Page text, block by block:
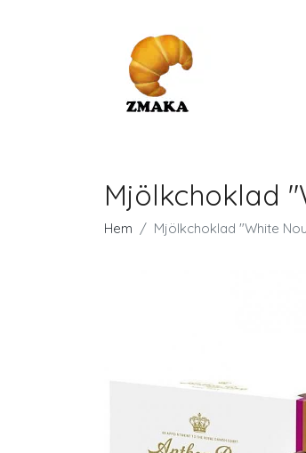
Mjölkchoklad
Hem Mjölkchoklad "White